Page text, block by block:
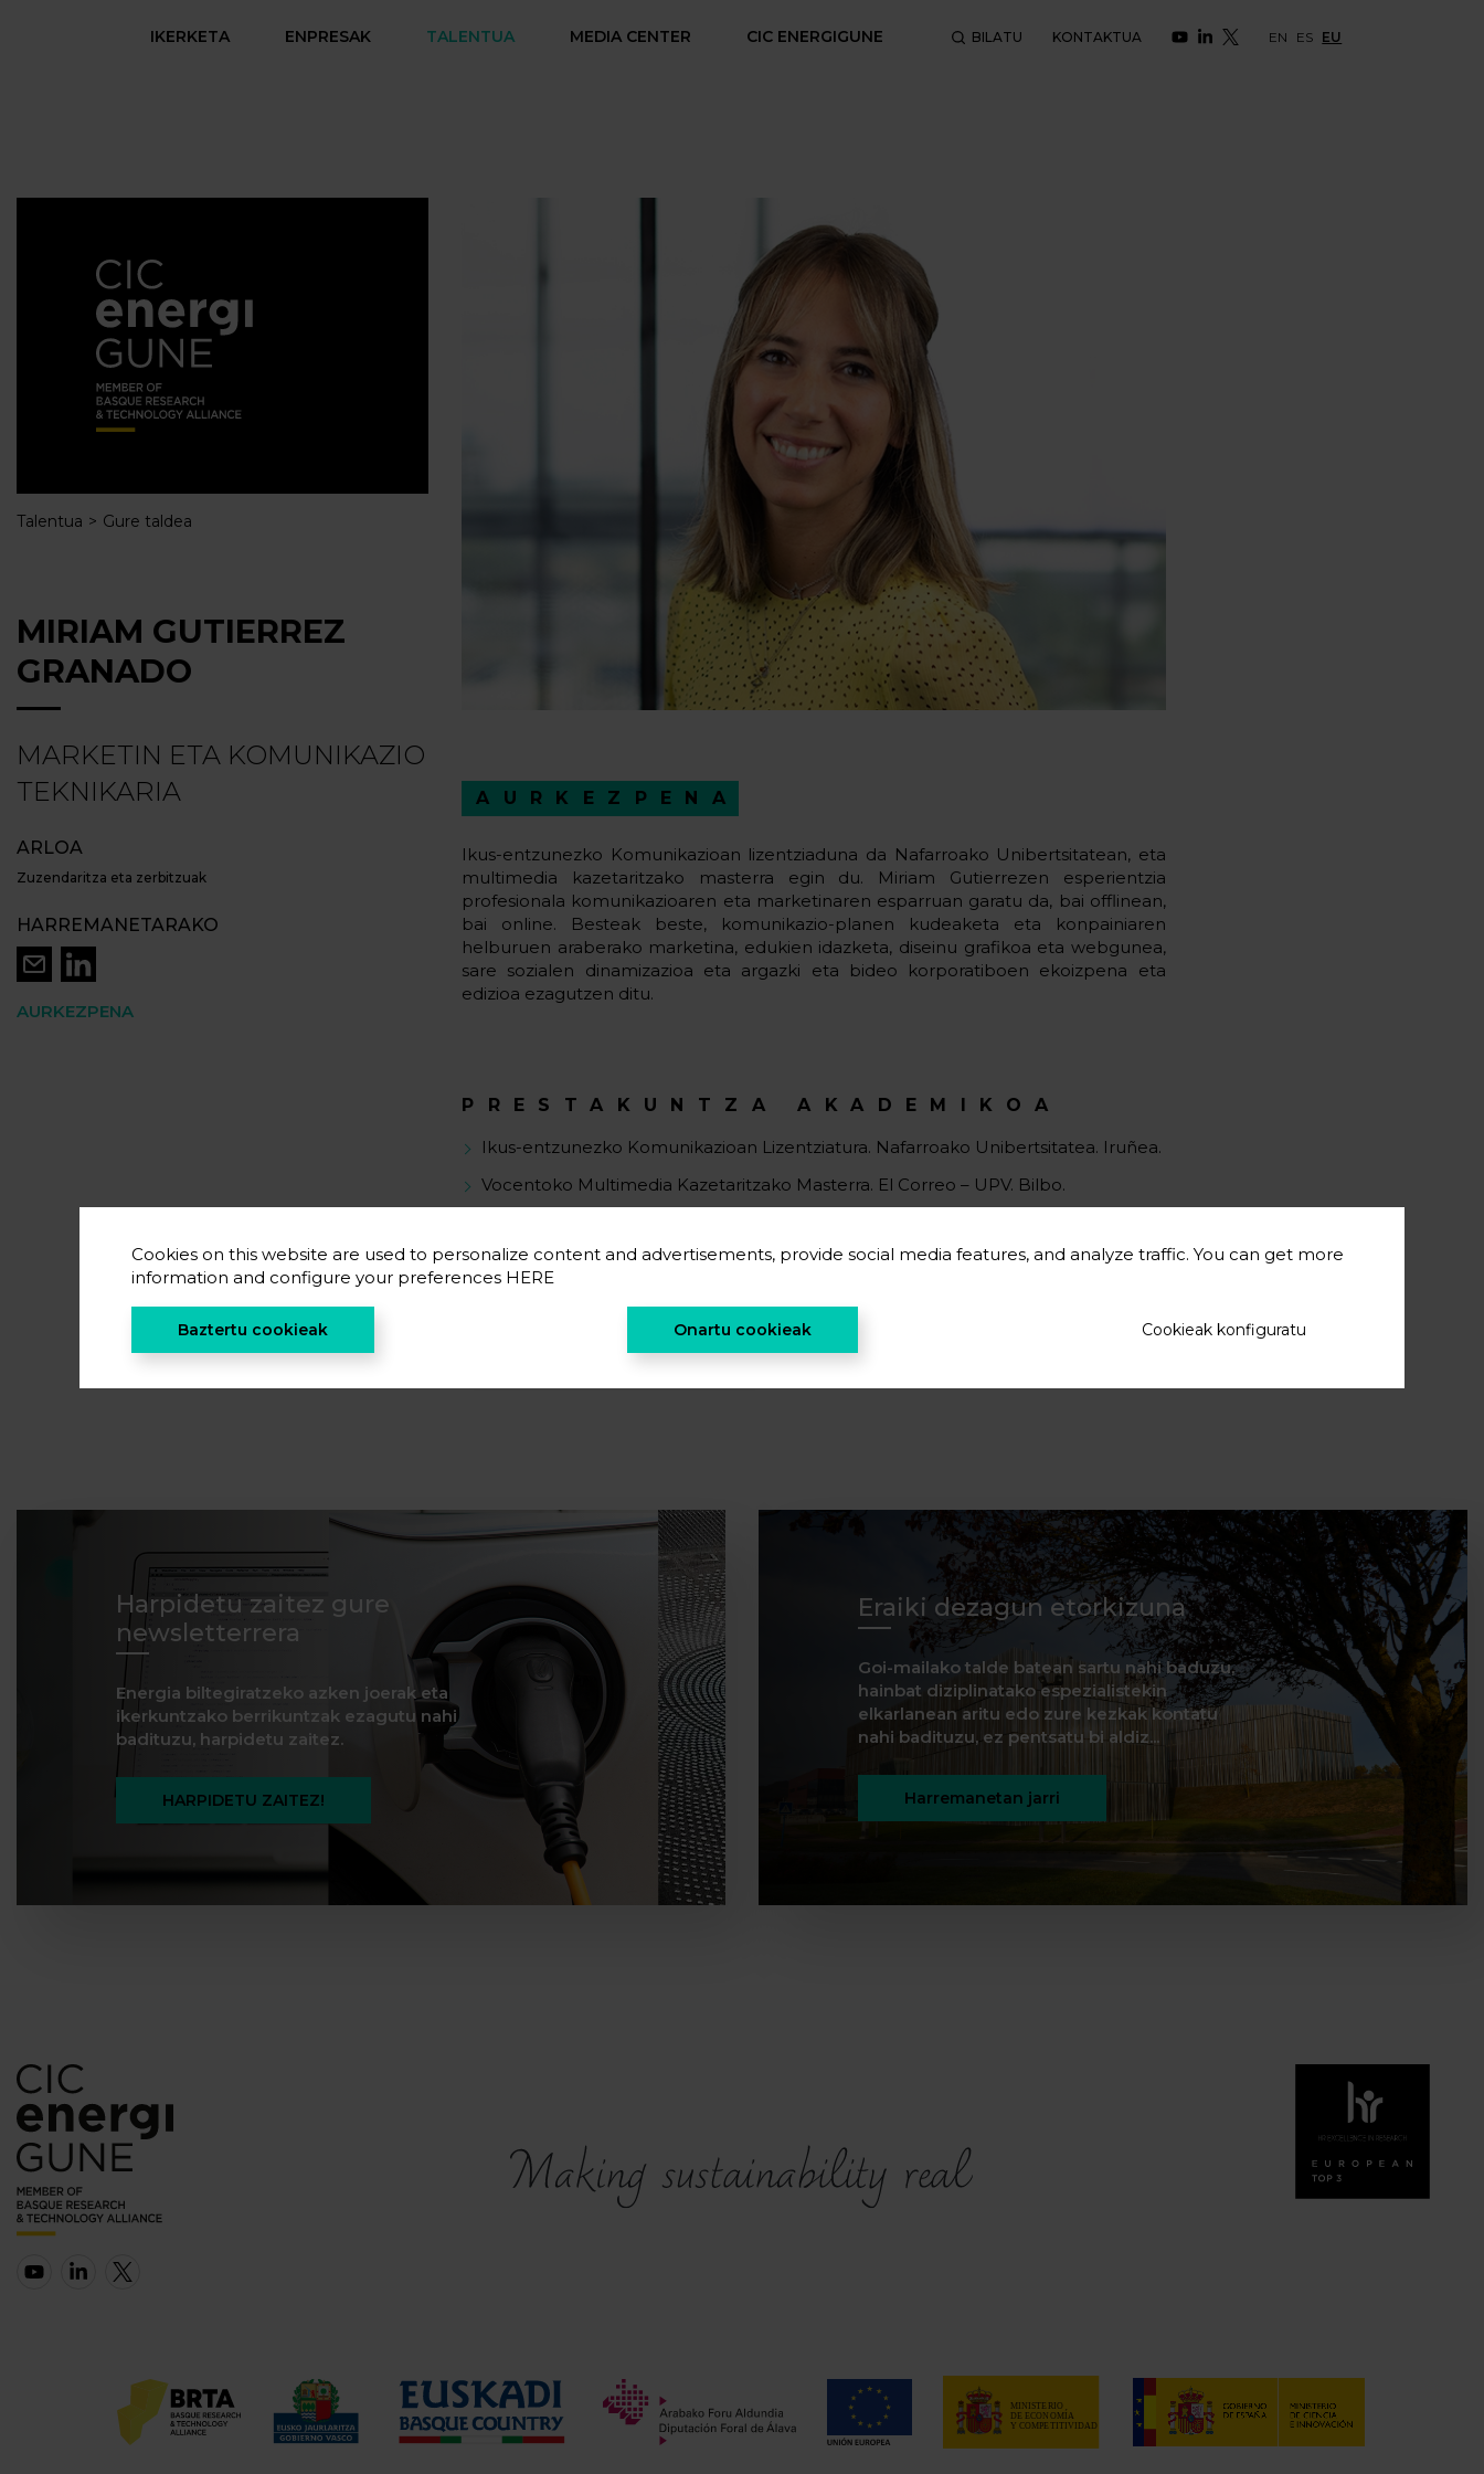
IKERKETA ENPRESAK TALENTUA MEDIA CENTER CIC ENERGIGUNE BILATU KONTAKTUA EN ES EU
Talentua Gure taldea
MIRIAM GUTIERREZ
GRANADO
MARKETIN ETA KOMUNIKAZIO
TEKNIKARIA
ARLOA
Zuzendaritza eta zerbitzuak
HARREMANETARAKO
AURKEZPENA
AURKEZPENA
Ikus-entzunezko Komunikazioan lizentziaduna da Nafarroako Unibertsitatean, eta
multimedia kazetaritzako masterra egin du. Miriam Gutierrezen esperientzia
profesionala komunikazioaren eta marketinaren esparruan garatu da, bai offlinean,
bai online. Besteak beste, komunikazio-planen kudeaketa eta konpainiaren
helburuen araberako marketina, edukien idazketa, diseinu grafikoa eta webgunea,
sare sozialen dinamizazioa eta argazki eta bideo korporatiboen ekoizpena eta
edizioa ezagutzen ditu.
PRESTAKUNTZA AKADEMIKOA
Ikus-entzunezko Komunikazioan Lizentziatura. Nafarroako Unibertsitatea. Iruñea.
Vocentoko Multimedia Kazetaritzako Masterra. El Correo – UPV. Bilbo.
Harpidetu zaitez gure
newsletterrera
Energia biltegiratzeko azken joerak eta
ikerkuntzako berrikuntzak ezagutu nahi
badituzu, harpidetu zaitez.
HARPIDETU ZAITEZ!
Eraiki dezagun etorkizuna
Goi-mailako talde batean sartu nahi baduzu,
hainbat diziplinatako espezialistekin
elkarlanean aritu edo zure kezkak kontatu
nahi badituzu, ez pentsatu bi aldiz...
Harremanetan jarri
Cookies on this website are used to personalize content and advertisements, provide social media features, and analyze traffic. You can get more
information and configure your preferences HERE
Baztertu cookieak Onartu cookieak Cookieak konfiguratu